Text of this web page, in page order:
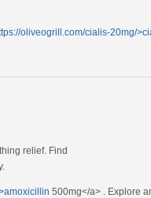
oliveogrill.com/cialis-20mg/
relief. Find
500mg</a> . Explore